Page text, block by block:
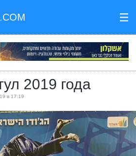
III
2019 года
в 17:19